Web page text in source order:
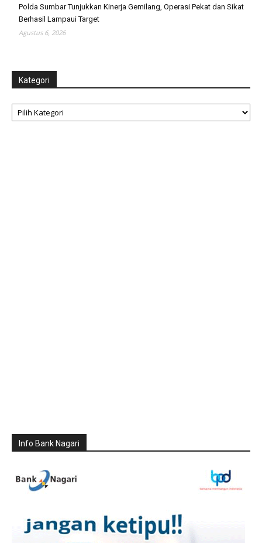
Polda Sumbar Tunjukkan Kinerja Gemilang, Operasi Pekat dan Sikat
Berhasil Lampaui Target
Agustus 6, 2026
Kategori
Kategori
Info Bank Nagari